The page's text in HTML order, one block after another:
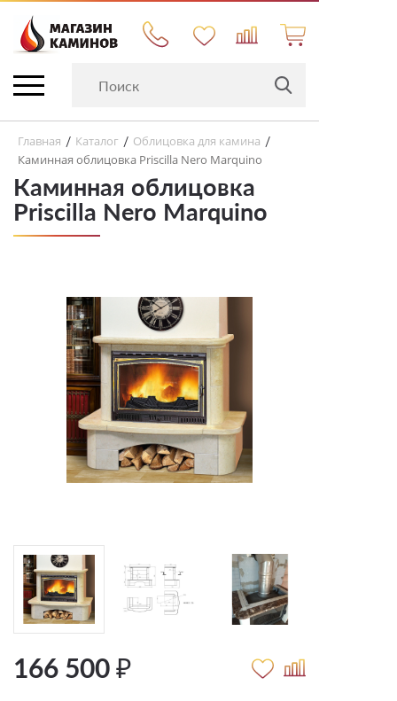
Главная / Каталог / Облицовка для камина /
Каминная облицовка Priscilla Nero Marquino
Каминная облицовка
Priscilla Nero Marquino
166 500 ₽